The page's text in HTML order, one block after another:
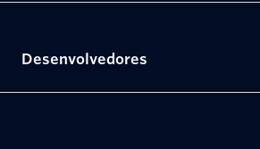
Desenvolvedores